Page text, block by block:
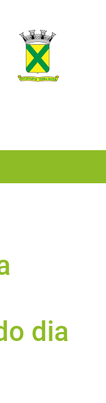
dia